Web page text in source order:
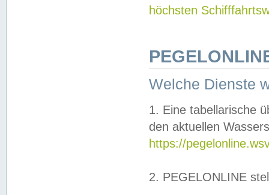
höchsten
Welche Dienste
1. Eine tabellarische
den aktuellen
https://
2. PEGELONLINE